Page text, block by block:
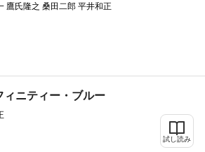
鷹氏隆之 桑田二郎 平井和正
ィニティー・ブルー
試し読み